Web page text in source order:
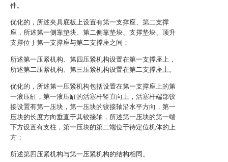
件。
优化的，所述夹具底板上设置有第一支撑座、第二支撑
座，所述第一侧靠垫块、第二侧靠垫块、支撑垫块、顶升
支撑位于第一支撑座与第二支撑座之间；
所述第一压紧机构、第四压紧机构设置在第一支撑座上，
所述第二压紧机构、第三压紧机构设置在第二支撑座上。
优化的，所述第一压紧机构包括设置在第一支撑座上的第
一液压缸，第一液压缸的活塞杆竖直向上，活塞杆端部铰
接设置有第一压块，第一压块的铰接轴沿水平方向，第一
压块的长度方向垂直于其铰接轴，所述第一压块的第一端
下方设置有支柱，第一压块的第二端位于待定位机体的上
方；
所述第四压紧机构与第一压紧机构的结构相同。